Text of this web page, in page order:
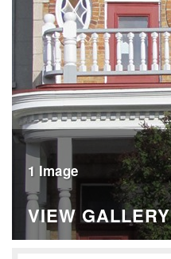
1 Image
VIEW GALLERY